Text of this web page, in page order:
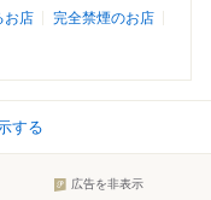
お店
完全禁煙のお店
する
広告を非表示